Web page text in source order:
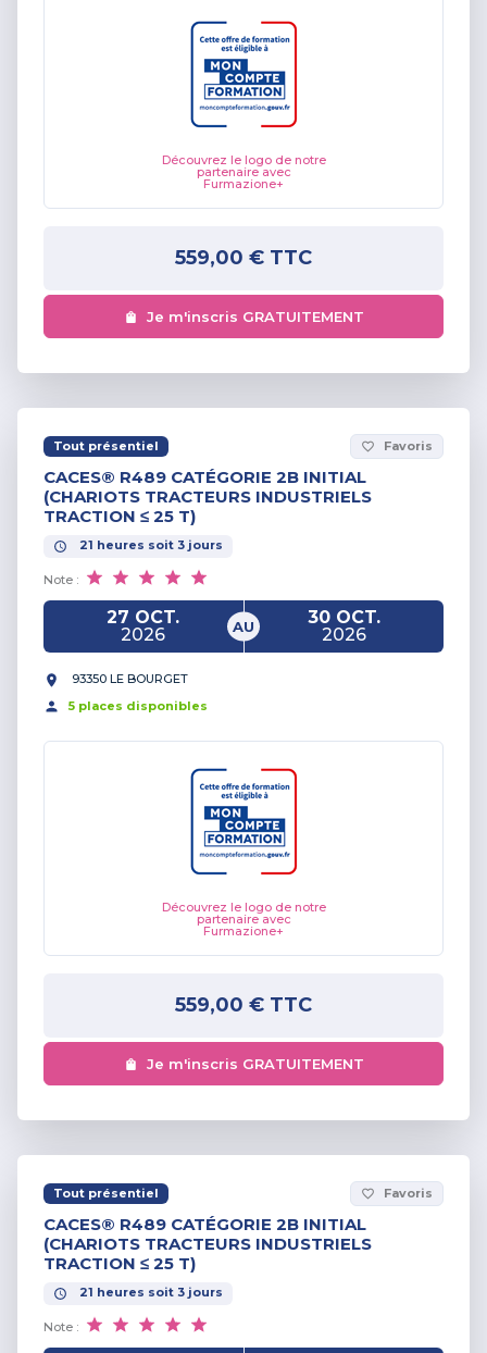
Découvrez le logo de notre
partenaire avec
Furmazione+
559,00 € TTC
Je m'inscris GRATUITEMENT
Tout présentiel favorite_border Favoris
CACES® R489 CATÉGORIE 2B INITIAL
(CHARIOTS TRACTEURS INDUSTRIELS
TRACTION ≤ 25 T)
21 heures soit 3 jours
Note :
27 OCT.
2026
AU
30 OCT.
2026
93350 LE BOURGET
5 places disponibles
Découvrez le logo de notre
partenaire avec
Furmazione+
559,00 € TTC
Je m'inscris GRATUITEMENT
Tout présentiel favorite_border Favoris
CACES® R489 CATÉGORIE 2B INITIAL
(CHARIOTS TRACTEURS INDUSTRIELS
TRACTION ≤ 25 T)
21 heures soit 3jours
Note :